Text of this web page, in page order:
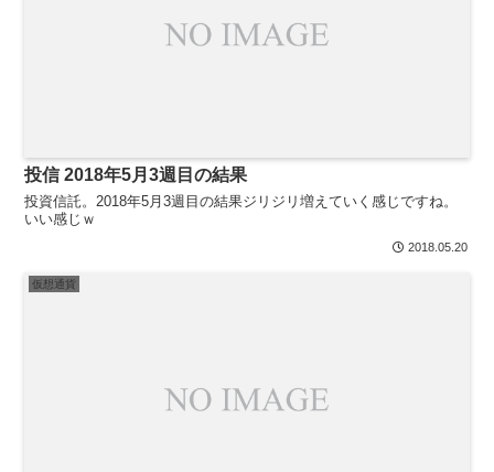
投信 2018年5月3週目の結果
投資信託。2018年5月3週目の結果ジリジリ増えていく感じですね。
いい感じｗ
2018.05.20
仮想通貨